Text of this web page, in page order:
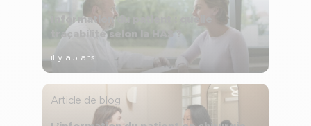
Information du patient : quelle
traçabilité selon la HAS ?
il y a 5 ans
Article de blog